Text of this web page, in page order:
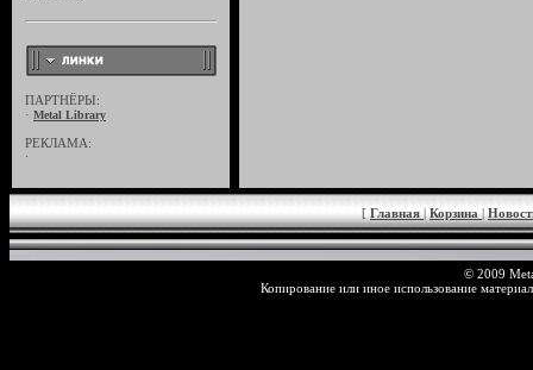
ПАРТНЁРЫ:
· Metal Library
РЕКЛАМА:
·
[ Главная | Корзина |
© 2009
Копирование или иное использование